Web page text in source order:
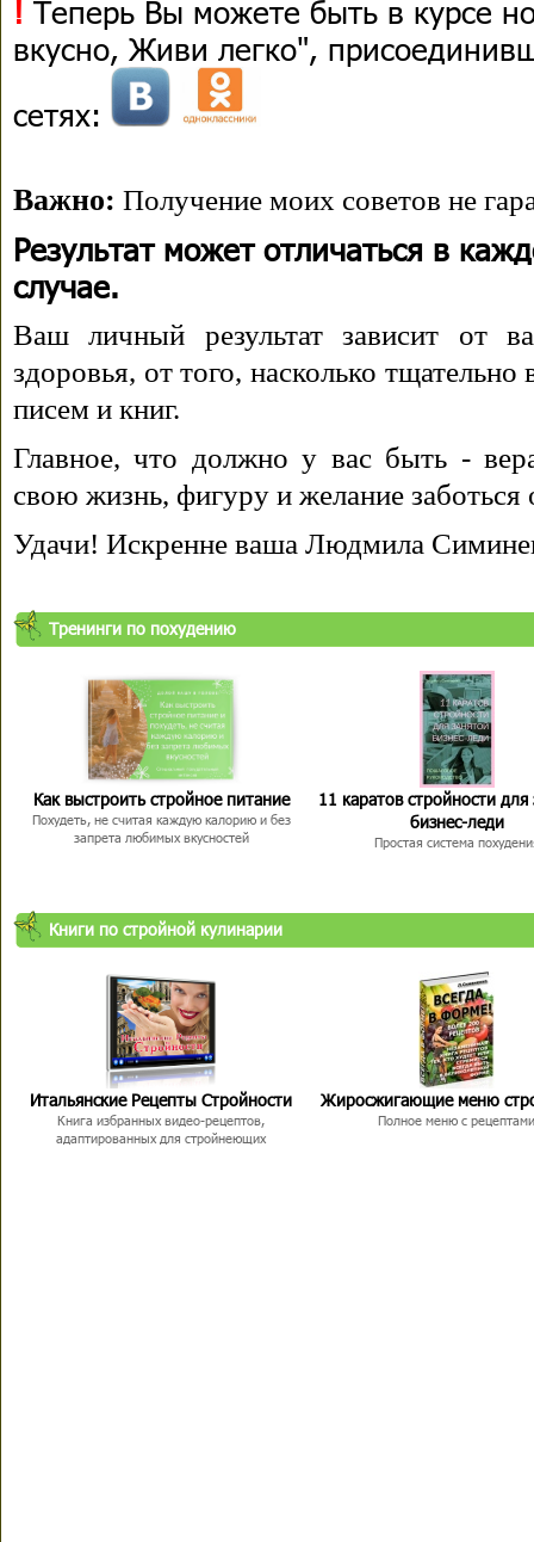
! Теперь Вы можете быть в курсе
вкусно, Живи легко",
сетях:
Важно: Получение моих советов не
Результат может отличаться в
случае.
Ваш личный результат зависит от
здоровья, от того, насколько
писем и книг.
Главное, что должно у вас быть -
свою жизнь, фигуру и желание заботься
Удачи! Искренне ваша Людмила
Тренинги по похудению
Как выстроить стройное питание
Похудеть, не считая каждую калорию и без
запрета любимых вкусностей
11 каратов стройности для
бизнес-леди
Простая система
Книги по стройной кулинарии
Итальянские Рецепты Стройности
Книга избранных видео-рецептов,
адаптированных для стройнеющих
Жиросжигающие меню
Полное меню с рецептами